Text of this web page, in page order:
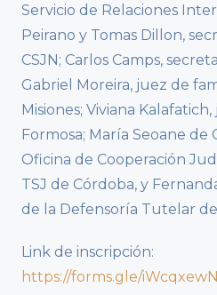
Servicio de Relaciones
Peirano y Tomas Dillon,
CSJN; Carlos Camps,
Gabriel Moreira, juez de
Misiones; Viviana
Formosa; María Seoane de
Oficina de Cooperación
TSJ de Córdoba, y
de la Defensoría Tutelar de
Link de inscripción:
https://forms.gle/